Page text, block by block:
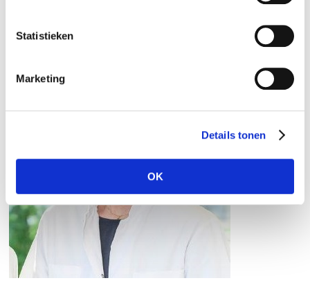
c
e
Statistieken
Marketing
Details tonen
OK